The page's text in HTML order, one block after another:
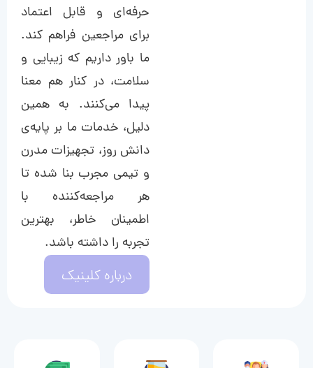
حرفه‌ای و قابل اعتماد
برای مراجعین فراهم کند.
ما باور داریم که زیبایی و
سلامت، در کنار هم معنا
پیدا می‌کنند. به همین
دلیل، خدمات ما بر پایه‌ی
دانش روز، تجهیزات مدرن
و تیمی مجرب بنا شده تا
هر مراجعه‌کننده با
اطمینان خاطر، بهترین
تجربه را داشته باشد.
درباره کلینیک